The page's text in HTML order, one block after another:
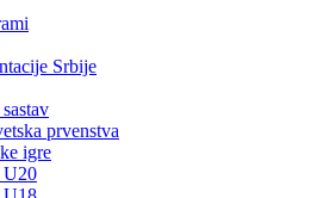
Srbije
prvenstva
igre
U20